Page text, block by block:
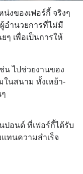
งของเฟอร์กี้ จริงๆ
อำนวยการที่ไม่มี
ๆ เพื่อเป็นการให้
น ไปช่วยงานของ
ในสนาม ทั้งเหย้า-
ปอนด์ ที่เฟอร์กี้ได้รับ
ทนความสำเร็จ